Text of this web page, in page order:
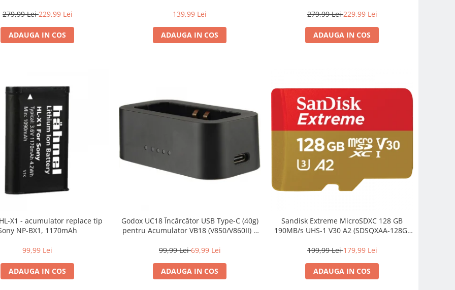
279,99 Lei229,99 Lei
ADAUGA IN COS
139,99 Lei
ADAUGA IN COS
279,99 Lei229,99 Lei
ADAUGA IN COS
X1 - acumulator replace tip
NP-BX1, 1170mAh
99,99 Lei
ADAUGA IN COS
Godox UC18 Încărcător USB Type-C (40g)
pentru Acumulator VB18 (V850/V860II) –
99,99 Lei69,99 Lei
ADAUGA IN COS
Sandisk Extreme MicroSDXC 128 GB
190MB/s UHS-1 V30 A2 (SDSQXAA-128G-
199,99 Lei179,99 Lei
ADAUGA IN COS